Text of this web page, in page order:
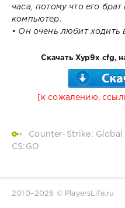
часа, потому что его
компьютер.
• Он очень любит ходить
Скачать Xyp9x cfg,
[к сожалению,
Counter-Strike: Global
CS:GO
2010–2026 © PlayersLife.ru